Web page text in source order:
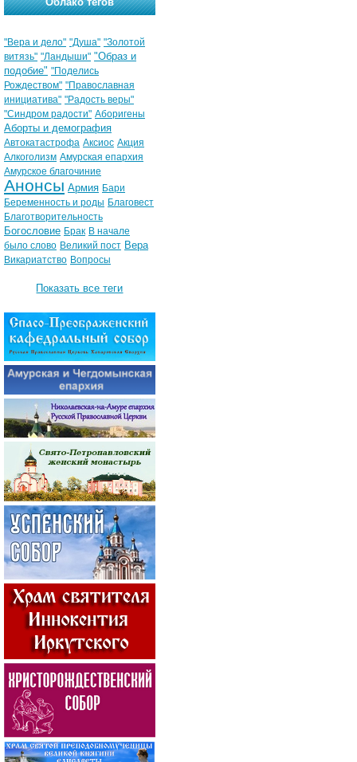
"Вера и дело" "Душа" "Золотой
витязь" "Ландыши" "Образ и
подобие" "Поделись
Рождеством" "Православная
инициатива" "Радость веры"
"Синдром радости" Аборигены
Аборты и демография
Автокатастрофа Аксиос Акция
Алкоголизм Амурская епархия
Амурское благочиние
Анонсы Армия Бари
Беременность и роды Благовест
Благотворительность
Богословие Брак В начале
было слово Великий пост Вера
Викариатство Вопросы
Показать все теги